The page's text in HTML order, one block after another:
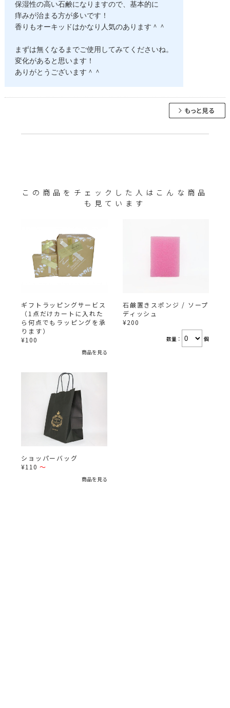
保湿性の高い石鹸になりますので、基本的に
痒みが治まる方が多いです！
香りもオーキッドはかなり人気のあります＾＾
まずは無くなるまでご使用してみてくださいね。
変化があると思います！
ありがとうございます＾＾
この商品をチェックした人はこんな商品
も見ています
ギフトラッピングサービス
（1点だけカートに入れた
ら何点でもラッピングを承
ります）
¥100
商品を見る
石鹸置きスポンジ / ソープ
ディッシュ
¥200
数量： 個
ショッパーバッグ
¥110 ～
商品を見る